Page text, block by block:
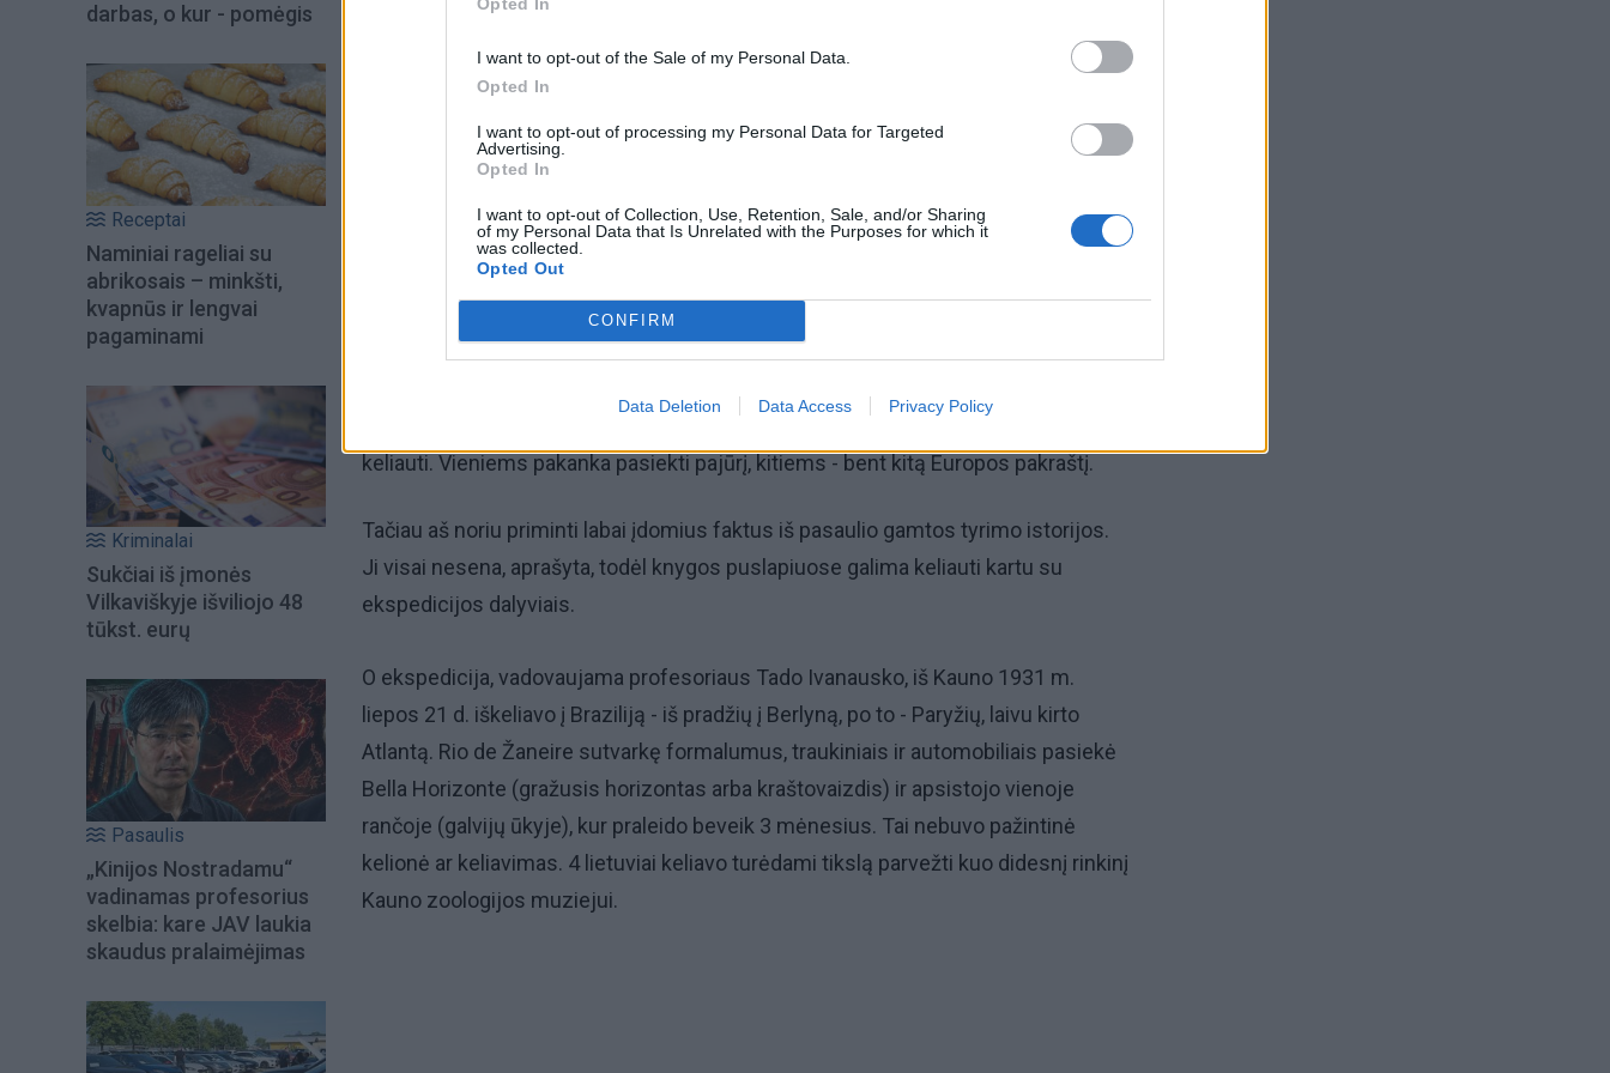
I want to opt-out of the Sale of my Personal Data.
Opted In
I want to opt-out of processing my Personal Data for Targeted
Advertising.
Opted In
I want to opt-out of Collection, Use, Retention, Sale, and/or Sharing
of my Personal Data that Is Unrelated with the Purposes for which it
was collected.
Opted Out
CONFIRM
Data Deletion Data Access Privacy Policy
darbas, o kur - pomėgis
Receptai
Naminiai rageliai su
abrikosais – minkšti,
kvapnūs ir lengvai
pagaminami
Kriminalai
Sukčiai iš įmonės
Vilkaviškyje išviliojo 48
tūkst. eurų
Pasaulis
„Kinijos Nostradamu“
vadinamas profesorius
skelbia: kare JAV laukia
skaudus pralaimėjimas
Aiškiaregės pranašystė: numatė katastrofišką karo
Kraupi avarija prie Vilniaus atėmė tris brangiausius
žmones: pranešė, kaip bus atsisveikinama su mergaite, jos
mama ir močiute
keliauti. Vieniems pakanka pasiekti pajūrį, kitiems - bent kitą Europos pakraštį.
Tačiau aš noriu priminti labai įdomius faktus iš pasaulio gamtos tyrimo istorijos.
Ji visai nesena, aprašyta, todėl knygos puslapiuose galima keliauti kartu su
ekspedicijos dalyviais.
O ekspedicija, vadovaujama profesoriaus Tado Ivanausko, iš Kauno 1931 m.
liepos 21 d. iškeliavo į Braziliją - iš pradžių į Berlyną, po to - Paryžių, laivu kirto
Atlantą. Rio de Žaneire sutvarkę formalumus, traukiniais ir automobiliais pasiekė
Bella Horizonte (gražusis horizontas arba kraštovaizdis) ir apsistojo vienoje
rančoje (galvijų ūkyje), kur praleido beveik 3 mėnesius. Tai nebuvo pažintinė
kelionė ar keliavimas. 4 lietuviai keliavo turėdami tikslą parvežti kuo didesnį rinkinį
Kauno zoologijos muziejui.